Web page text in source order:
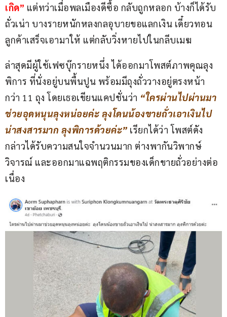
เกิด” แต่ทว่าเมื่อพลเมืองดีซื้อ กลับถูกหลอก บ้างก็ได้รับ
ถั่วเน่า บางรายหนักหลงกลอุบายขอแลกเงิน เดี๋ยวทอน
ลูกค้าเสร็จเอามาให้ แต่กลับวิ่งหายไปในกลีบเมฆ
ล่าสุดมีผู้ใช้เฟซบุ๊กรายหนึ่ง ได้ออกมาโพสต์ภาพคุณลุง
พิการ ที่นั่งอยู่บนพื้นปูน พร้อมมีถุงถั่ววางอยู่ตรงหน้า
กว่า 11 ถุง โดยเธอเขียนแคปชั่นว่า “ใครผ่านไปผ่านมา
ช่วยอุดหนุนลุงหน่อยค่ะ ลุงโดนน้องขายถั่วเอาเงินไป
น่าสงสารมาก ลุงพิการด้วยค่ะ” เรียกได้ว่า โพสต์ดัง
กล่าวได้รับความสนใจจำนวนมาก ต่างพากันวิพากษ์
วิจารณ์ และออกมาแฉพฤติกรรมของเด็กขายถั่วอย่างต่อ
เนื่อง